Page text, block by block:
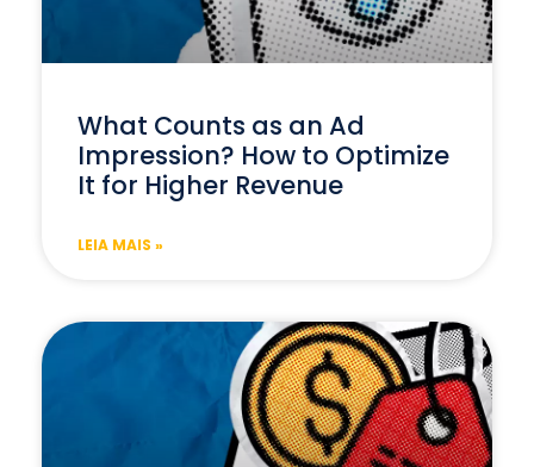
What Counts as an Ad
Impression? How to Optimize
It for Higher Revenue
LEIA MAIS »